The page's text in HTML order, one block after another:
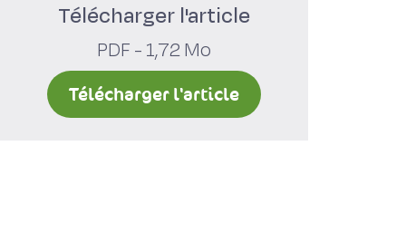
Télécharger l'article
PDF - 1,72 Mo
Télécharger l'article